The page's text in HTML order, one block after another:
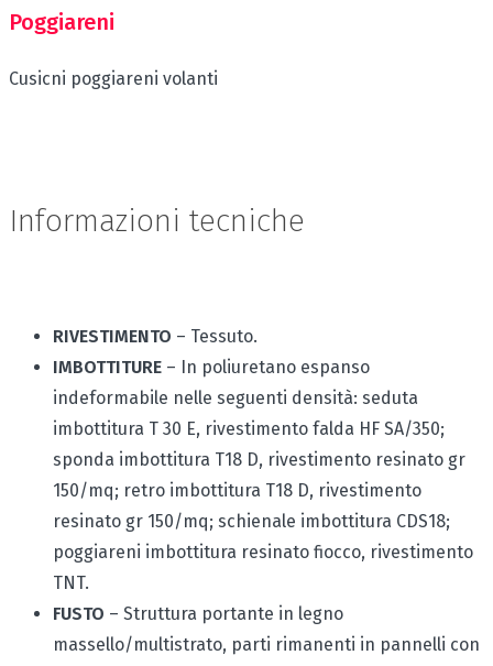
Poggiareni
Cusicni poggiareni volanti
Informazioni tecniche
RIVESTIMENTO – Tessuto.
IMBOTTITURE – In poliuretano espanso
indeformabile nelle seguenti densità: seduta
imbottitura T 30 E, rivestimento falda HF SA/350;
sponda imbottitura T18 D, rivestimento resinato gr
150/mq; retro imbottitura T18 D, rivestimento
resinato gr 150/mq; schienale imbottitura CDS18;
poggiareni imbottitura resinato fiocco, rivestimento
TNT.
FUSTO – Struttura portante in legno
massello/multistrato, parti rimanenti in pannelli con